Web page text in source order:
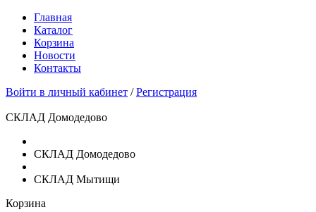
Главная
Каталог
Корзина
Новости
Контакты
Войти в личный кабинет /Регистрация
СКЛАД Домодедово
СКЛАД Домодедово
СКЛАД Мытищи
Корзина